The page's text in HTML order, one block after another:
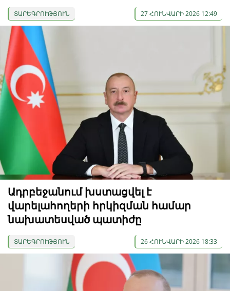
ՏԱՐԵԳՐՈՒԹՅՈՒՆ 27 ՀՈՒՆՎԱՐԻ 2026 12:49
Ադրբեջանում խստացվել է
վարելահողերի հրկիզման համար
նախատեսված պատիժը
ՏԱՐԵԳՐՈՒԹՅՈՒՆ 26 ՀՈՒՆՎԱՐԻ 2026 18:33